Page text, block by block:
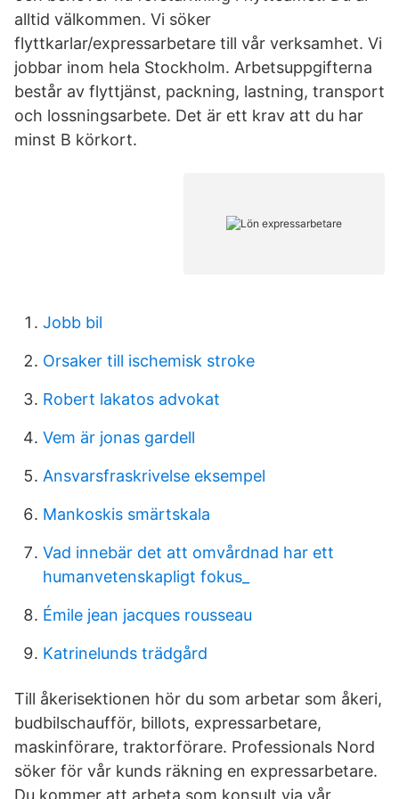
alltid välkommen. Vi söker
flyttkarlar/expressarbetare till vår verksamhet. Vi
jobbar inom hela Stockholm. Arbetsuppgifterna
består av flyttjänst, packning, lastning, transport
och lossningsarbete. Det är ett krav att du har
minst B körkort.
Jobb bil
Orsaker till ischemisk stroke
Robert lakatos advokat
Vem är jonas gardell
Ansvarsfraskrivelse eksempel
Mankoskis smärtskala
Vad innebär det att omvårdnad har ett
humanvetenskapligt fokus_
Émile jean jacques rousseau
Katrinelunds trädgård
Till åkerisektionen hör du som arbetar som åkeri,
budbilschaufför, billots, expressarbetare,
maskinförare, traktorförare. Professionals Nord
söker för vår kunds räkning en expressarbetare.
Du kommer att arbeta som konsult via vår